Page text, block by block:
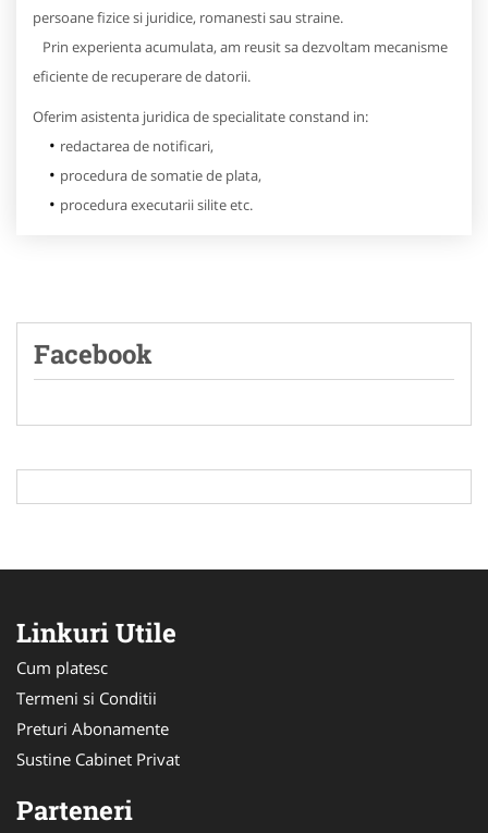
persoane fizice si juridice, romanesti sau straine.
Prin experienta acumulata, am reusit sa dezvoltam mecanisme
eficiente de recuperare de datorii.
Oferim asistenta juridica de specialitate constand in:
redactarea de notificari,
procedura de somatie de plata,
procedura executarii silite etc.
Facebook
Linkuri Utile
Cum platesc
Termeni si Conditii
Preturi Abonamente
Sustine Cabinet Privat
Parteneri